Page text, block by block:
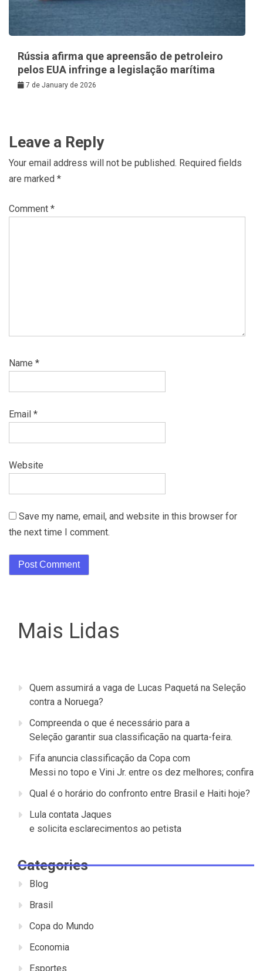
Rússia afirma que apreensão de petroleiro
pelos EUA infringe a legislação marítima
7 de January de 2026
Leave a Reply
Your email address will not be published. Required fields
are marked *
Comment *
Name *
Email *
Website
Save my name, email, and website in this browser for
the next time I comment.
Mais Lidas
Quem assumirá a vaga de Lucas Paquetá na Seleção
contra a Noruega?
Compreenda o que é necessário para a
Seleção garantir sua classificação na quarta-feira.
Fifa anuncia classificação da Copa com
Messi no topo e Vini Jr. entre os dez melhores; confira
Qual é o horário do confronto entre Brasil e Haiti hoje?
Lula contata Jaques
e solicita esclarecimentos ao petista
Categories
Blog
Brasil
Copa do Mundo
Economia
Esportes